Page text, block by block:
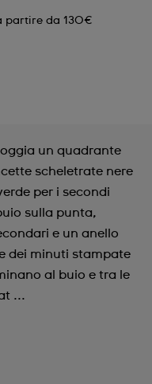
partire da 130€
un quadrante
scheletrate nere
per i secondi
sulla punta,
e un anello
dei minuti stampate
al buio e tra le
...